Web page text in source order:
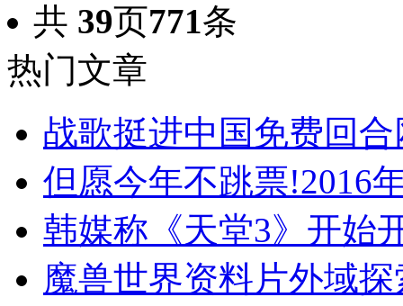
共 39页771条
热门文章
战歌挺进中国免费回
但愿今年不跳票!2016
韩媒称《天堂3》开始
魔兽世界资料片外域